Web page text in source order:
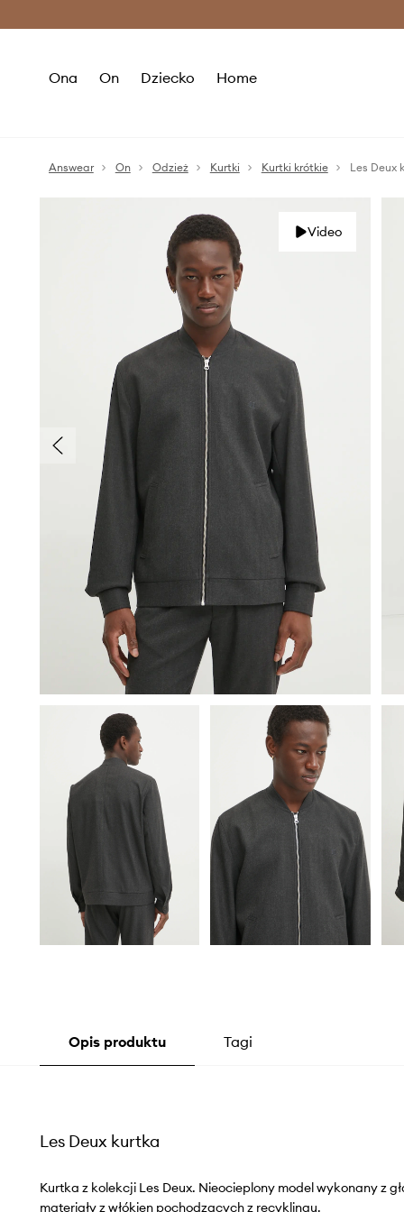
Ona On Dziecko Home
Answear On Odzież Kurtki Kurtki krótkie Les Deux
Video
Opis produktu Tagi
Les Deux kurtka
Kurtka z kolekcji Les Deux. Nieocieplony model wykonany z
materiały z włókien pochodzących z recyklingu.